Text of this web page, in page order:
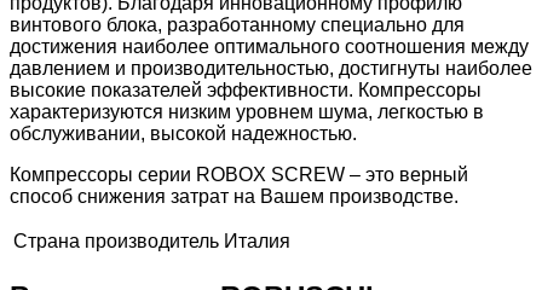
винтового блока, разработанному специально для
достижения наиболее оптимального соотношения между
давлением и производительностью, достигнуты наиболее
высокие показателей эффективности. Компрессоры
характеризуются низким уровнем шума, легкостью в
обслуживании, высокой надежностью.
Компрессоры серии ROBOX SCREW – это верный
способ снижения затрат на Вашем производстве.
Страна производитель Италия